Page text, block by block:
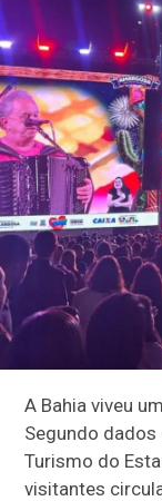
A Bahia viveu
Segundo
Turismo do
visitantes